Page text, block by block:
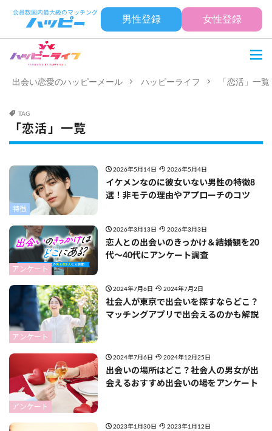
男性登録 女性登録
出会い恋愛のハッピーメール ハッピーライフ 「恋活」一覧
TAG
「恋活」一覧
特徴
2026年5月14日 2026年5月4日
イケメンなのに彼女いない男性の特徴8
選！非モテの理由やアプローチのコツ
アンケート
2026年3月13日 2026年3月3日
恋人との出会いのきっかけ＆結婚観を20
代〜40代にアンケート調査
アンケート
2024年7月6日 2024年7月2日
社会人が東京で出会いを探すならどこ？
マッチングアプリで出会えるのかも解説
アンケート
2024年7月6日 2024年12月25日
出会いの場所はどこ？社会人の男女が出
会えるおすすめ出会いの場をアンケート
2023年1月30日 2023年1月12日